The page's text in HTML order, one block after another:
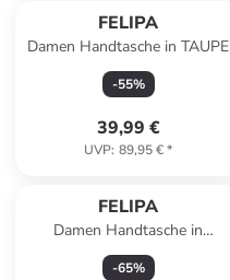
FELIPA
Damen Handtasche in TAUPE
-55%
39,99 €
UVP: 89,95 €*
FELIPA
Damen Handtasche in
Wollweiss
-65%